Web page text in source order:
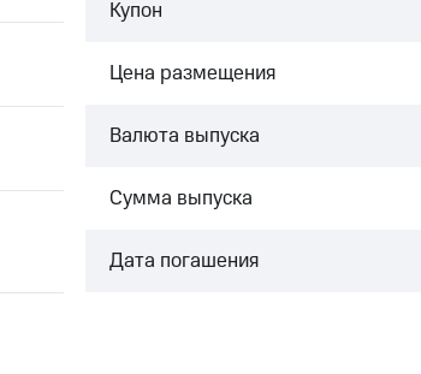
Купон
Цена размещения
Валюта выпуска
Сумма выпуска
Дата погашения